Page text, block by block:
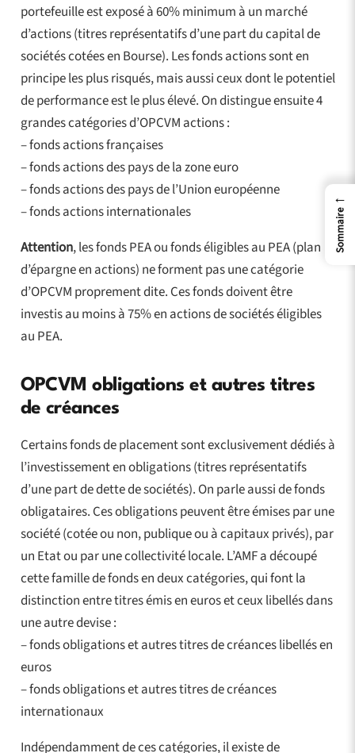
portefeuille est exposé à 60% minimum à un marché
d’actions (titres représentatifs d’une part du capital de
sociétés cotées en Bourse). Les fonds actions sont en
principe les plus risqués, mais aussi ceux dont le potentiel
de performance est le plus élevé. On distingue ensuite 4
grandes catégories d’OPCVM actions :
– fonds actions françaises
– fonds actions des pays de la zone euro
– fonds actions des pays de l’Union européenne
– fonds actions internationales
Attention, les fonds PEA ou fonds éligibles au PEA (plan
d’épargne en actions) ne forment pas une catégorie
d’OPCVM proprement dite. Ces fonds doivent être
investis au moins à 75% en actions de sociétés éligibles
au PEA.
OPCVM obligations et autres titres
de créances
Certains fonds de placement sont exclusivement dédiés à
l’investissement en obligations (titres représentatifs
d’une part de dette de sociétés). On parle aussi de fonds
obligataires. Ces obligations peuvent être émises par une
société (cotée ou non, publique ou à capitaux privés), par
un Etat ou par une collectivité locale. L’AMF a découpé
cette famille de fonds en deux catégories, qui font la
distinction entre titres émis en euros et ceux libellés dans
une autre devise :
– fonds obligations et autres titres de créances libellés en
euros
– fonds obligations et autres titres de créances
internationaux
Indépendamment de ces catégories, il existe de
←
Sommaire